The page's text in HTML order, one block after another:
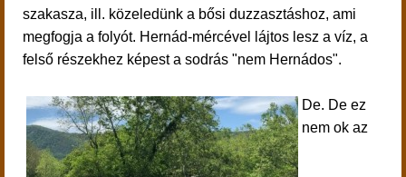
szakasza, ill. közeledünk a bősi duzzasztáshoz, ami
megfogja a folyót. Hernád-mércével lájtos lesz a víz, a
felső részekhez képest a sodrás "nem Hernádos".
De. De ez
nem ok az